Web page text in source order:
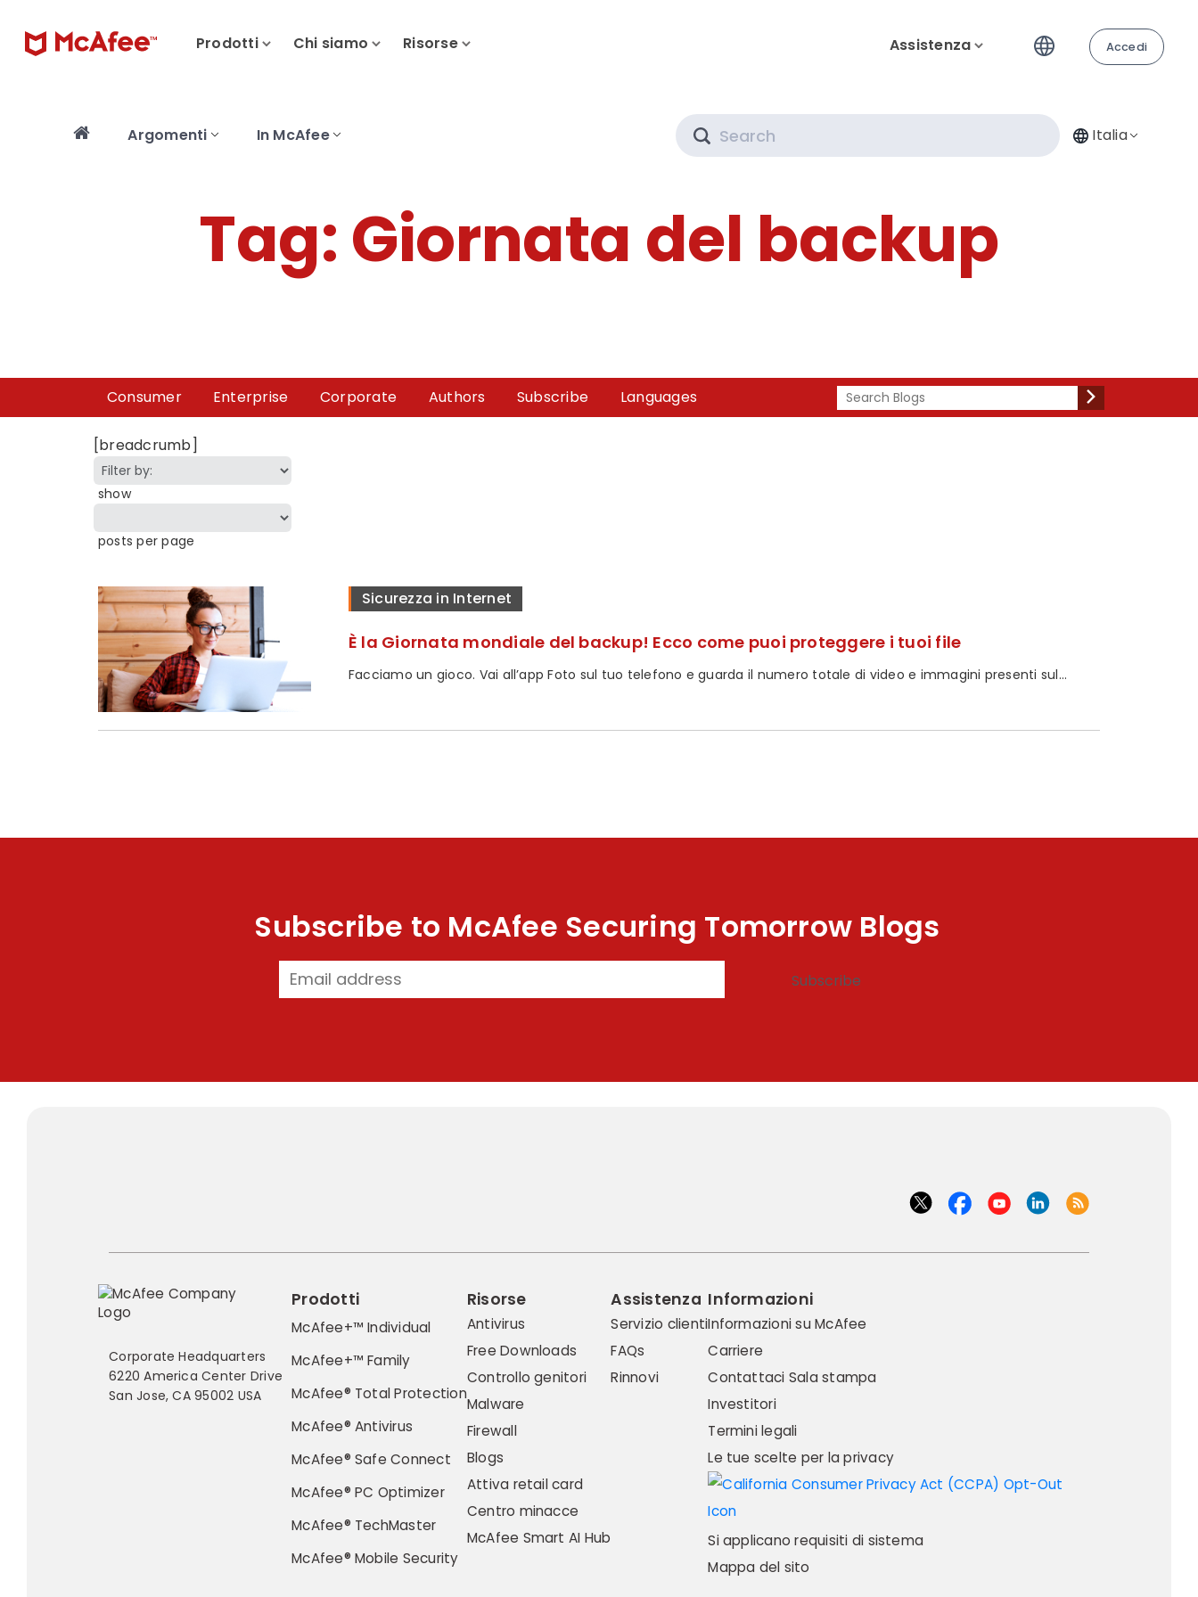
Prodotti Chi siamo Risorse Assistenza Accedi
Argomenti In McAfee Italia
Tag:Giornata del backup
Consumer Enterprise Corporate Authors Subscribe Languages Search
[breadcrumb]
show
posts per page
Sicurezza in Internet
È la Giornata mondiale del backup! Ecco come puoi proteggere i tuoi file
Facciamo un gioco. Vai all’app Foto sul tuo telefono e guarda il numero totale di video e immagini presenti sul...
Subscribe to McAfee Securing Tomorrow Blogs
Subscribe
Corporate Headquarters
6220 America Center Drive
San Jose, CA 95002 USA
Prodotti
McAfee+™ Individual
McAfee+™ Family
McAfee® Total Protection
McAfee® Antivirus
McAfee® Safe Connect
McAfee® PC Optimizer
McAfee® TechMaster
McAfee® Mobile Security
Risorse
Antivirus
Free Downloads
Controllo genitori
Malware
Firewall
Blogs
Attiva retail card
Centro minacce
McAfee Smart AI Hub
Assistenza
Servizio clienti
FAQs
Rinnovi
Informazioni
Informazioni su McAfee
Carriere
Contattaci Sala stampa
Investitori
Termini legali
Le tue scelte per la privacy
Si applicano requisiti di sistema
Mappa del sito